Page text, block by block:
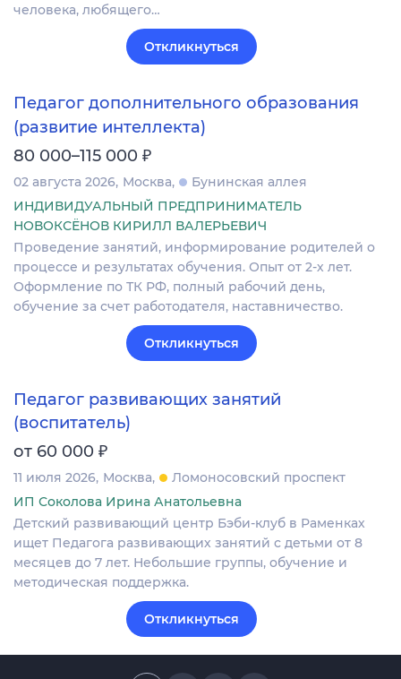
человека, любящего…
Откликнуться
Педагог дополнительного образования
(развитие интеллекта)
80 000–115 000 ₽
02 августа 2026 Москва
Бунинская аллея
ИНДИВИДУАЛЬНЫЙ ПРЕДПРИНИМАТЕЛЬ
НОВОКСЁНОВ КИРИЛЛ ВАЛЕРЬЕВИЧ
Проведение занятий, информирование родителей о
процессе и результатах обучения. Опыт от 2-х лет.
Оформление по ТК РФ, полный рабочий день,
обучение за счет работодателя, наставничество.
Откликнуться
Педагог развивающих занятий
(воспитатель)
от 60 000 ₽
11 июля 2026 Москва
Ломоносовский проспект
ИП Соколова Ирина Анатольевна
Детский развивающий центр Бэби-клуб в Раменках
ищет Педагога развивающих занятий с детьми от 8
месяцев до 7 лет. Небольшие группы, обучение и
методическая поддержка.
Откликнуться